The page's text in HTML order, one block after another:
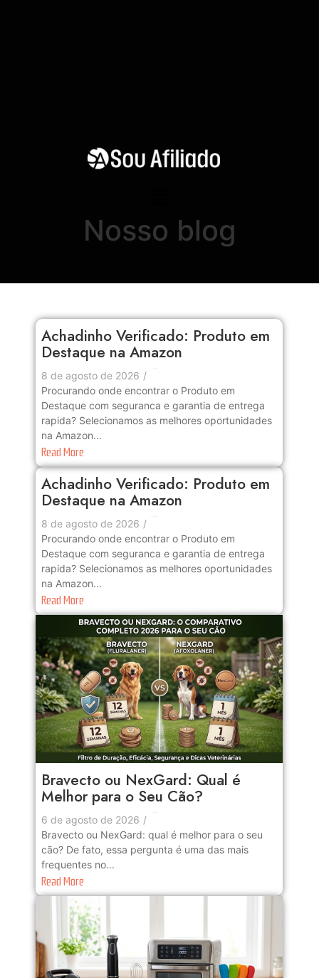
Nosso blog
Achadinho Verificado: Produto em
Destaque na Amazon
8 de agosto de 2026 /
Procurando onde encontrar o Produto em
Destaque com seguranca e garantia de entrega
rapida? Selecionamos as melhores oportunidades
na Amazon...
Read More
Achadinho Verificado: Produto em
Destaque na Amazon
8 de agosto de 2026 /
Procurando onde encontrar o Produto em
Destaque com seguranca e garantia de entrega
rapida? Selecionamos as melhores oportunidades
na Amazon...
Read More
Bravecto ou NexGard: Qual é
Melhor para o Seu Cão?
6 de agosto de 2026 /
Bravecto ou NexGard: qual é melhor para o seu
cão? De fato, essa pergunta é uma das mais
frequentes no...
Read More